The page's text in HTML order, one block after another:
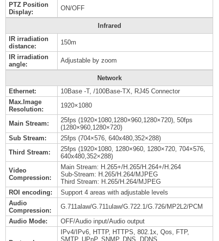
PTZ Position
Display:
ON/OFF
Infrared
IR irradiation
distance:
150m
IR irradiation
angle:
Adjustable by zoom
Network
Ethernet:
10Base -T, /100Base-TX, RJ45 Connector
Max.Image
Resolution:
1920×1080
Main Stream:
25fps (1920×1080,1280×960,1280×720), 50fps
(1280×960,1280×720)
Sub Stream:
25fps (704×576, 640x480,352×288)
Third Stream:
25fps (1920×1080, 1280×960, 1280×720, 704×576,
640x480,352×288)
Video
Compression:
Main Stream: H.265+/H.265/H.264+/H.264
Sub-Stream: H.265/H.264/MJPEG
Third Stream: H.265/H.264/MJPEG
ROI encoding:
Support 4 areas with adjustable levels
Audio
Compression:
G.711alaw/G.711ulaw/G.722.1/G.726/MP2L2/PCM
Audio Mode:
OFF/Audio input/Audio output
IPv4/IPv6, HTTP, HTTPS, 802.1x, Qos, FTP,
SMTP, UPnP, SNMP, DNS, DDNS,